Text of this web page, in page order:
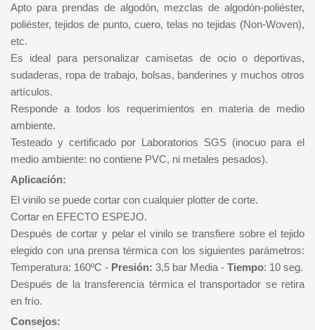
Apto para prendas de algodón, mezclas de algodón-poliéster,
poliéster, tejidos de punto, cuero, telas no tejidas (Non-Woven),
etc.
Es ideal para personalizar camisetas de ocio o deportivas,
sudaderas, ropa de trabajo, bolsas, banderines y muchos otros
artículos.
Responde a todos los requerimientos en materia de medio
ambiente.
Testeado y certificado por Laboratorios SGS (inocuo para el
medio ambiente: no contiene PVC, ni metales pesados).
Aplicación:
El vinilo se puede cortar con cualquier plotter de corte.
Cortar en EFECTO ESPEJO.
Después de cortar y pelar el vinilo se transfiere sobre el tejido
elegido con una prensa térmica con los siguientes parámetros:
Temperatura: 160ºC - Presión: 3,5 bar Media - Tiempo: 10 seg.
Después de la transferencia térmica el transportador se retira
en frío.
Consejos: